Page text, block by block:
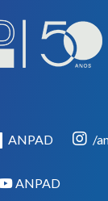
ANPAD /
ANPAD